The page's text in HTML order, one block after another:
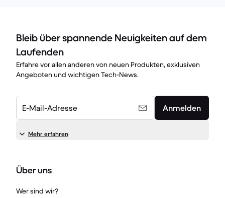
Bleib über spannende Neuigkeiten auf dem
Laufenden
Erfahre vor allen anderen von neuen Produkten, exklusiven
Angeboten und wichtigen Tech-News.
E-Mail-Adresse Anmelden
Mehr erfahren
Über uns
Wer sind wir?